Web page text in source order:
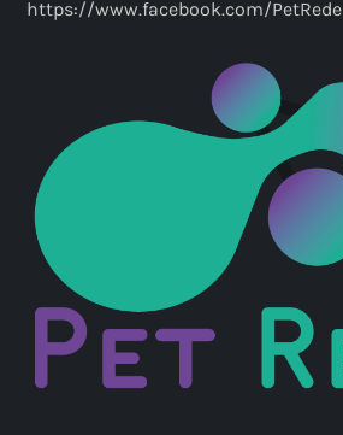
https://www.facebook.com/